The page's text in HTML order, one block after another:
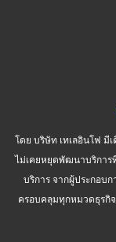
โดย บริษัท เทเลอินโฟ มี
ไม่เคยหยุดพัฒนาบริการ
บริการ จากผู้ประกอบ
ครอบคลุมทุกหมวดธุรกิ